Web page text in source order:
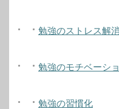
勉強のストレス解
勉強のモチベーシ
勉強の習慣化